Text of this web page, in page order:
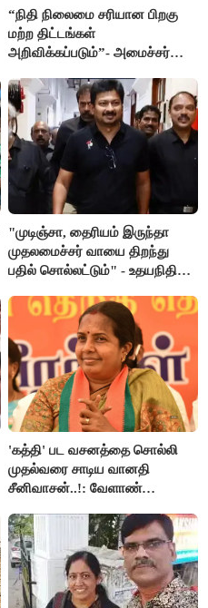
“நிதி நிலைமை சரியான பிறகு
மற்ற திட்டங்கள்
அறிவிக்கப்படும்”- அமைச்சர்
"முடிஞ்சா, தைரியம் இருந்தா
முதலமைச்சர் வாயை திறந்து
பதில் சொல்லட்டும்" - உதயநிதி
'கத்தி' பட வசனத்தை சொல்லி
முதல்வரை சாடிய வானதி
சீனிவாசன்..!: வேளாண்
எதிர்ப்பு!